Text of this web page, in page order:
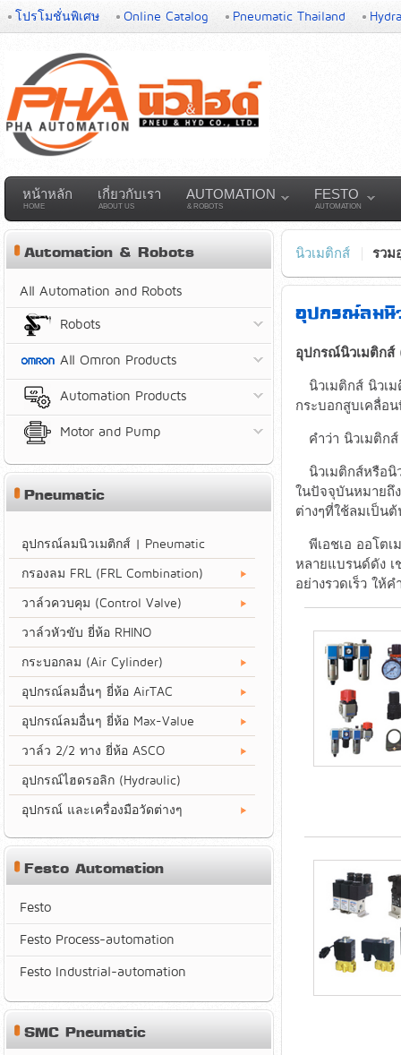
โปรโมชั่นพิเศษ Online Catalog Pneumatic Thailand
หน้าหลัก
HOME
เกี่ยวกับเรา
ABOUT US
AUTOMATION
& ROBOTS
FESTO
AUTOMATION
นิวเมติกส์ รวม
อุปกรณ์ลมนิ
อุปกรณ์นิวเมติกส์
นิวเมติกส์ นิวเม
กระบอกสูบเคลื่อ
คำว่า นิวเมติกส์
นิวเมติกส์หรือนิ
ในปัจจุบันหมายถึ
ต่างๆที่ใช้ลมเป็นต้
พีเอชเอ ออโตเ
หลายแบรนด์ดัง เ
อย่างรวดเร็ว ให้
Automation & Robots
All Automation and Robots
Robots
All Omron Products
Automation Products
Motor and Pump
Pneumatic
อุปกรณ์ลมนิวเมติกส์ | Pneumatic
กรองลม FRL (FRL Combination)
วาล์วควบคุม (Control Valve)
วาล์วหัวขับ ยี่ห้อ RHINO
กระบอกลม (Air Cylinder)
อุปกรณ์ลมอื่นๆ ยี่ห้อ AirTAC
อุปกรณ์ลมอื่นๆ ยี่ห้อ Max-Value
วาล์ว 2/2 ทาง ยี่ห้อ ASCO
อุปกรณ์ไฮดรอลิก (Hydraulic)
อุปกรณ์ และเครื่องมือวัดต่างๆ
Festo Automation
Festo
Festo Process-automation
Festo Industrial-automation
SMC Pneumatic